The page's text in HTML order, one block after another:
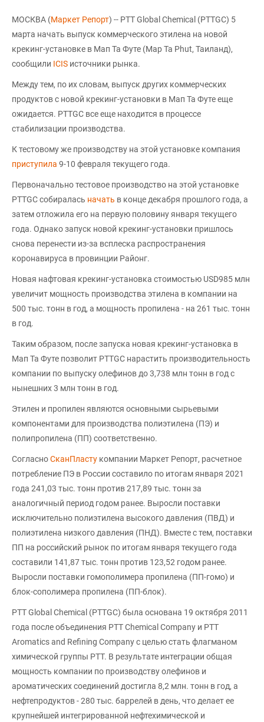
МОСКВА (Маркет Репорт) -- PTT Global Chemical (PTTGC) 5
марта начать выпуск коммерческого этилена на новой
крекинг-установке в Мап Та Футе (Map Ta Phut, Таиланд),
сообщили ICIS источники рынка.
Между тем, по их словам, выпуск других коммерческих
продуктов с новой крекинг-установки в Мап Та Футе еще
ожидается. PTTGC все еще находится в процессе
стабилизации производства.
К тестовому же производству на этой установке компания
приступила 9-10 февраля текущего года.
Первоначально тестовое производство на этой установке
PTTGC собиралась начать в конце декабря прошлого года, а
затем отложила его на первую половину января текущего
года. Однако запуск новой крекинг-установки пришлось
снова перенести из-за всплеска распространения
коронавируса в провинции Районг.
Новая нафтовая крекинг-установка стоимостью USD985 млн
увеличит мощность производства этилена в компании на
500 тыс. тонн в год, а мощность пропилена - на 261 тыс. тонн
в год.
Таким образом, после запуска новая крекинг-установка в
Мап Та Футе позволит PTTGC нарастить производительность
компании по выпуску олефинов до 3,738 млн тонн в год с
нынешних 3 млн тонн в год.
Этилен и пропилен являются основными сырьевыми
компонентами для производства полиэтилена (ПЭ) и
полипропилена (ПП) соответственно.
СогласноСканПласту компании Маркет Репорт, расчетное
потребление ПЭ в России составило по итогам января 2021
года 241,03 тыс. тонн против 217,89 тыс. тонн за
аналогичный период годом ранее. Выросли поставки
исключительно полиэтилена высокого давления (ПВД) и
полиэтилена низкого давления (ПНД). Вместе с тем, поставки
ПП на российский рынок по итогам января текущего года
составили 141,87 тыс. тонн против 123,52 годом ранее.
Выросли поставки гомополимера пропилена (ПП-гомо) и
блок-сополимера пропилена (ПП-блок).
PTT Global Chemical (PTTGC) была основана 19 октября 2011
года после объединения PTT Chemical Company и PTT
Aromatics and Refining Company с целью стать флагманом
химической группы PTT. В результате интеграции общая
мощность компании по производству олефинов и
ароматических соединений достигла 8,2 млн. тонн в год, а
нефтепродуктов - 280 тыс. баррелей в день, что делает ее
крупнейшей интегрированной нефтехимической и